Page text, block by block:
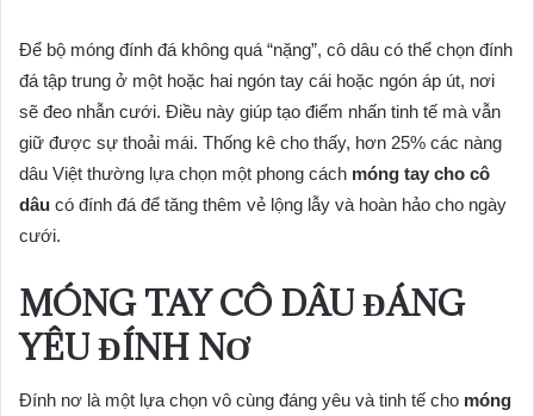
Để bộ móng đính đá không quá “nặng”, cô dâu có thể chọn đính
đá tập trung ở một hoặc hai ngón tay cái hoặc ngón áp út, nơi
sẽ đeo nhẫn cưới. Điều này giúp tạo điểm nhấn tinh tế mà vẫn
giữ được sự thoải mái. Thống kê cho thấy, hơn 25% các nàng
dâu Việt thường lựa chọn một phong cách móng tay cho cô
dâu có đính đá để tăng thêm vẻ lộng lẫy và hoàn hảo cho ngày
cưới.
MÓNG TAY CÔ DÂU ĐÁNG
YÊU ĐÍNH NƠ
Đính nơ là một lựa chọn vô cùng đáng yêu và tinh tế cho móng